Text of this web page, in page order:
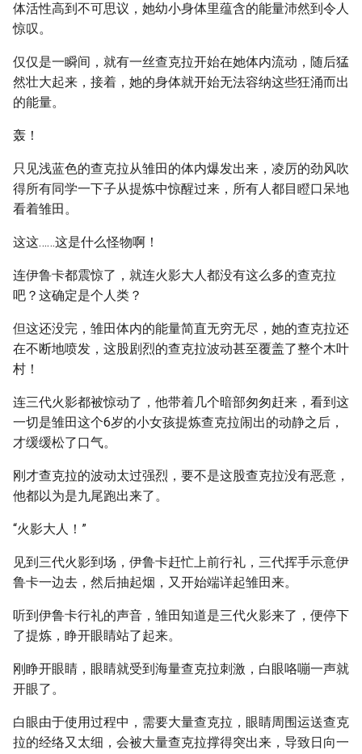
体活性高到不可思议，她幼小身体里蕴含的能量沛然到令人
惊叹。
仅仅是一瞬间，就有一丝查克拉开始在她体内流动，随后猛
然壮大起来，接着，她的身体就开始无法容纳这些狂涌而出
的能量。
轰！
只见浅蓝色的查克拉从雏田的体内爆发出来，凌厉的劲风吹
得所有同学一下子从提炼中惊醒过来，所有人都目瞪口呆地
看着雏田。
这这……这是什么怪物啊！
连伊鲁卡都震惊了，就连火影大人都没有这么多的查克拉
吧？这确定是个人类？
但这还没完，雏田体内的能量简直无穷无尽，她的查克拉还
在不断地喷发，这股剧烈的查克拉波动甚至覆盖了整个木叶
村！
连三代火影都被惊动了，他带着几个暗部匆匆赶来，看到这
一切是雏田这个6岁的小女孩提炼查克拉闹出的动静之后，
才缓缓松了口气。
刚才查克拉的波动太过强烈，要不是这股查克拉没有恶意，
他都以为是九尾跑出来了。
“火影大人！”
见到三代火影到场，伊鲁卡赶忙上前行礼，三代挥手示意伊
鲁卡一边去，然后抽起烟，又开始端详起雏田来。
听到伊鲁卡行礼的声音，雏田知道是三代火影来了，便停下
了提炼，睁开眼睛站了起来。
刚睁开眼睛，眼睛就受到海量查克拉刺激，白眼咯嘣一声就
开眼了。
白眼由于使用过程中，需要大量查克拉，眼睛周围运送查克
拉的经络又太细，会被大量查克拉撑得突出来，导致日向一